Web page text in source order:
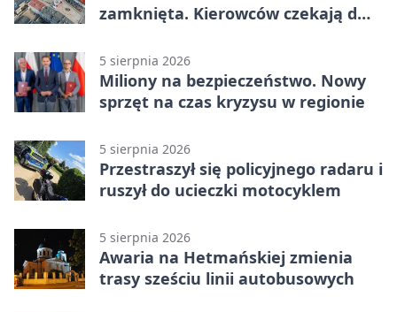
zamknięta. Kierowców czekają dwa
5 sierpnia 2026
Miliony na bezpieczeństwo. Nowy
sprzęt na czas kryzysu w regionie
5 sierpnia 2026
Przestraszył się policyjnego radaru i
ruszył do ucieczki motocyklem
5 sierpnia 2026
Awaria na Hetmańskiej zmienia
trasy sześciu linii autobusowych